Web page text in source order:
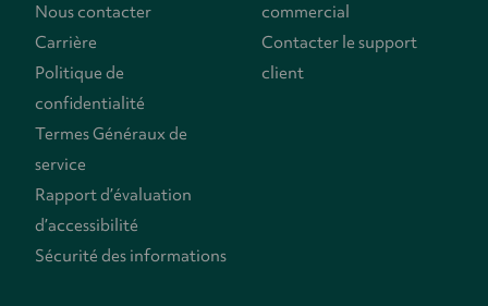
Nous contacter
Carrière
Politique de
confidentialité
Termes Généraux de
service
Rapport d’évaluation
d’accessibilité
Sécurité des informations
commercial
Contacter le support
client